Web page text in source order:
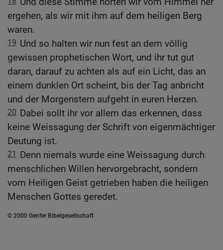
ergehen, als wir mit ihm auf dem heiligen Berg
waren.
19 Und so halten wir nun fest an dem völlig
gewissen prophetischen Wort, und ihr tut gut
daran, darauf zu achten als auf ein Licht, das an
einem dunklen Ort scheint, bis der Tag anbricht
und der Morgenstern aufgeht in euren Herzen.
20 Dabei sollt ihr vor allem das erkennen, dass
keine Weissagung der Schrift von eigenmächtiger
Deutung ist.
21 Denn niemals wurde eine Weissagung durch
menschlichen Willen hervorgebracht, sondern
vom Heiligen Geist getrieben haben die heiligen
Menschen Gottes geredet.
© 2000 Genfer Bibelgesellschaft